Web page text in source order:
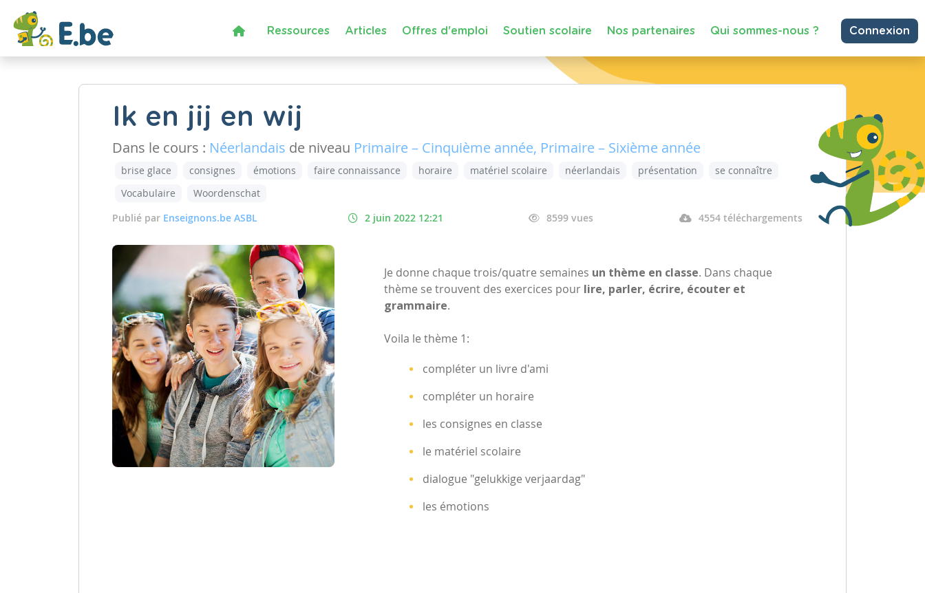
Ressources Articles Offres d'emploi Soutien scolaire Nos partenaires Qui sommes-nous ? Connexion
Ik en jij en wij
Dans le cours : Néerlandais de niveau Primaire – Cinquième année, Primaire – Sixième année
brise glace consignes émotions faire connaissance horaire matériel scolaire néerlandais présentation
se connaître
Vocabulaire
Woordenschat
Publié par Enseignons.be ASBL 2 juin 2022 12:21 8599 vues 4554 téléchargements
Je donne chaque trois/quatre semaines un thème en classe. Dans chaque
thème se trouvent des exercices pour lire, parler, écrire, écouter et
grammaire.
Voila le thème 1:
compléter un livre d'ami
compléter un horaire
les consignes en classe
le matériel scolaire
dialogue "gelukkige verjaardag"
les émotions